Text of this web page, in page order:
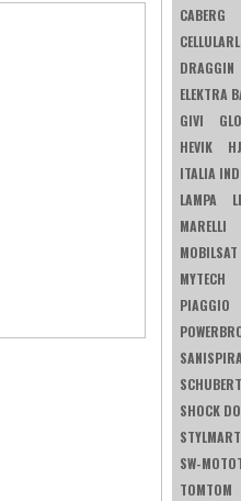
CABERG
DRAGGIN
ELEKTRA
GIVI
HEVIK
ITALIA
LAMPA
MARELLI
MOBILSAT
MYTECH
PIAGGIO
SANISPIRA
SCHUBERT
SHOCK
SW-
TOMTOM